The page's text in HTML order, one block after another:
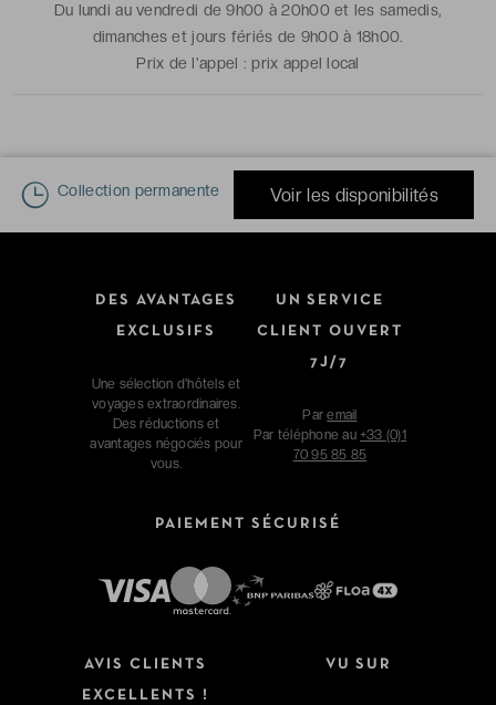
Du lundi au vendredi de 9h00 à 20h00 et les samedis,
dimanches et jours fériés de 9h00 à 18h00.
Prix de l'appel :prix appel local
Collection permanente Voir les disponibilités
DES AVANTAGES
EXCLUSIFS
Une sélection d'hôtels et
voyages extraordinaires.
Des réductions et
avantages négociés pour
vous.
UN SERVICE
CLIENT OUVERT
7J/7
Paremail
Par téléphone au +33 (0)1
70 95 85 85
PAIEMENT SÉCURISÉ
AVIS CLIENTS
EXCELLENTS !
VU SUR